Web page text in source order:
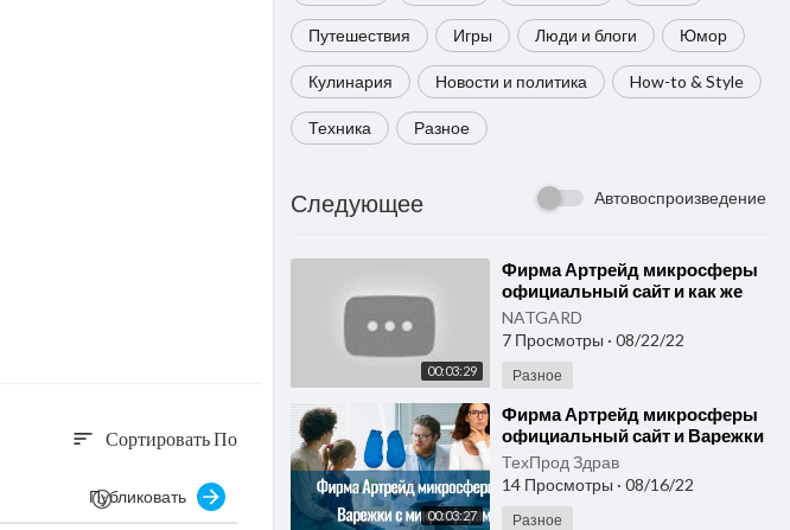
Путешествия Игры Люди и блоги Юмор
Кулинария Новости и политика How-to & Style
Техника Разное
Следующее Автовоспроизведение
00:03:29
⁣Фирма Артрейд микросферы
официальный сайт и как же
это возможно? Варежки с
микросферами и не только.
NATGARD
7 Просмотры · 08/22/22
Разное
00:03:27
⁣Фирма Артрейд микросферы
официальный сайт и Варежки
с микросферами NPOTPZ ru.
На сколько правда
ТехПрод Здрав
14 Просмотры · 08/16/22
Разное
sort Сортировать По
Публиковать